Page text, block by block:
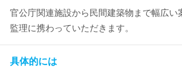
官公庁関連施設から民間建築物まで幅広い
監理に携わっていただきます。
具体的には